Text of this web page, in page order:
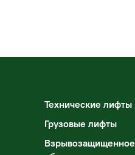
Технические лифты
Грузовые лифты
Взрывозащищенное